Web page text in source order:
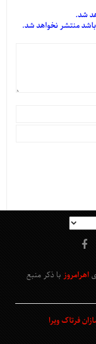
شد.
باشد منتشر نخواهد شد.
اهرامروز با ذکر منبع
فرتاک ویرا